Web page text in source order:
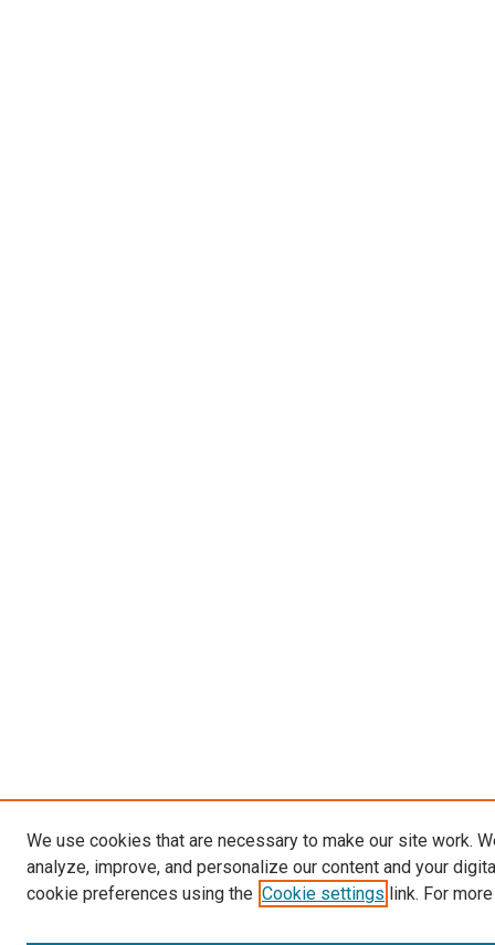
We use cookies that are necessary to make our site work.
analyze, improve, and personalize our content and your
cookie preferences using the Cookie settings link. For